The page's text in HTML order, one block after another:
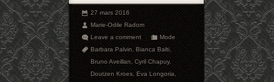
27 mars 2016
Marie-Odile Radom
Leave a comment
Mode
Barbara Palvin,Bianca Balti,
Bruno Aveillan,Cyril Chapuy,
Doutzen Kroes,Eva Longoria,